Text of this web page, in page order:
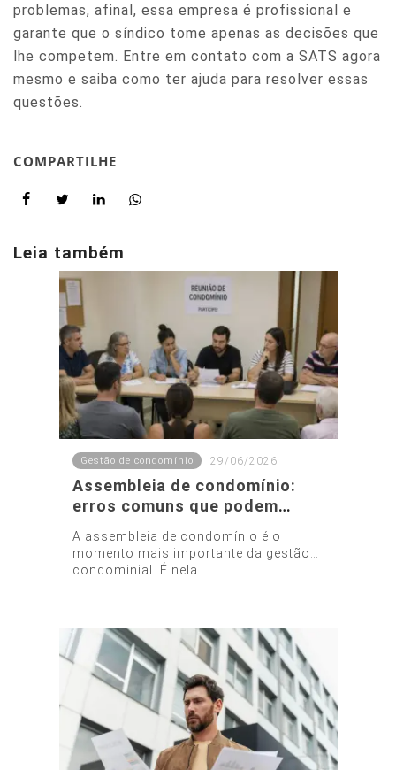
problemas, afinal, essa empresa é profissional e
garante que o síndico tome apenas as decisões que
lhe competem. Entre em contato com a SATS agora
mesmo e saiba como ter ajuda para resolver essas
questões.
COMPARTILHE
Leia também
Gestão de condomínio 29/06/2026
Assembleia de condomínio:
erros comuns que podem
A assembleia de condomínio é o
momento mais importante da gestão
condominial. É nela...